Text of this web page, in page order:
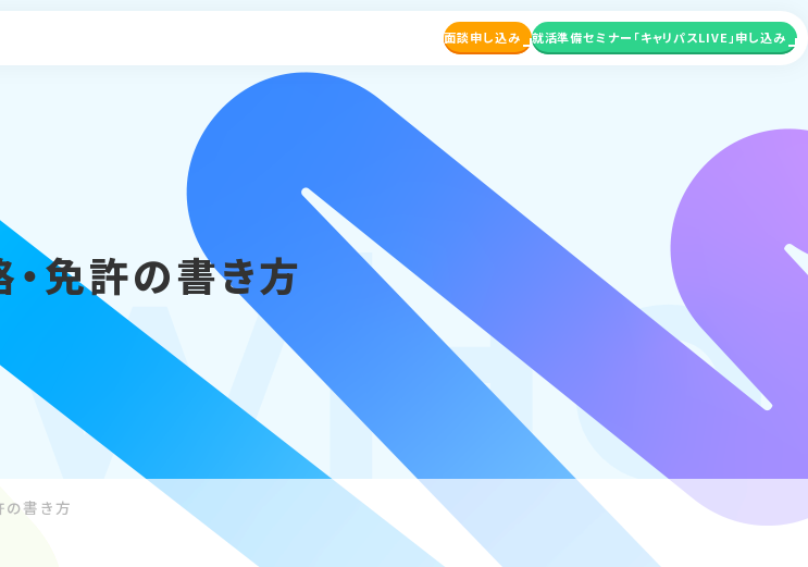
面談申し込み 就活準備セミナー 「キャリパスLIVE」申し込み
免許の書き方
書き方